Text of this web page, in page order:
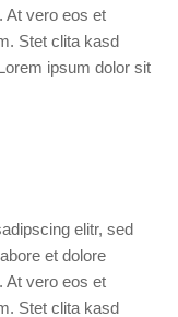
At vero eos et
Stet clita kasd
ipsum dolor sit
elitr, sed
et dolore
At vero eos et
Stet clita kasd